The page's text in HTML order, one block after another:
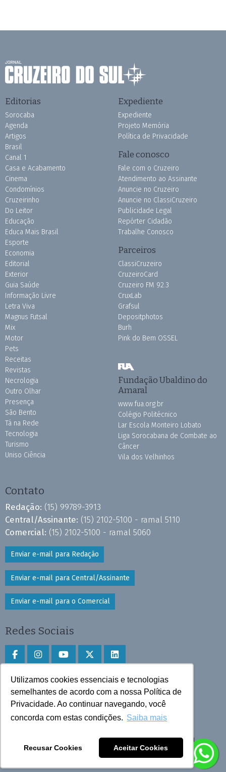
Utilizamos cookies essenciais e tecnologias
semelhantes de acordo com a nossa Política de
Privacidade. Ao continuar navegando, você
concorda com estas condições. Saiba mais
Recusar Cookies Aceitar Cookies
Editorias
Sorocaba
Agenda
Artigos
Brasil
Canal 1
Casa e Acabamento
Cinema
Condomínios
Cruzeirinho
Do Leitor
Educação
Educa Mais Brasil
Esporte
Economia
Editorial
Exterior
Guia Saúde
Informação Livre
Letra Viva
Magnus Futsal
Mix
Motor
Pets
Receitas
Revistas
Necrologia
Outro Olhar
Presença
São Bento
Tá na Rede
Tecnologia
Turismo
Uniso Ciência
Expediente
Expediente
Projeto Memória
Política de Privacidade
Fale conosco
Fale com o Cruzeiro
Atendimento ao Assinante
Anuncie no Cruzeiro
Anuncie no ClassiCruzeiro
Publicidade Legal
Repórter Cidadão
Trabalhe Conosco
Parceiros
ClassiCruzeiro
CruzeiroCard
Cruzeiro FM 92.3
CruxLab
Grafsul
Depositphotos
Burh
Pink do Bem OSSEL
Fundação Ubaldino do
Amaral
www.fua.org.br
Colégio Politécnico
Lar Escola Monteiro Lobato
Liga Sorocabana de Combate ao
Câncer
Vila dos Velhinhos
Contato
Redação: (15) 99789-3913
Central/Assinante: (15) 2102-5100 - ramal 5110
Comercial: (15) 2102-5100 - ramal 5060
Enviar e-mail para Redação
Enviar e-mail para Central/Assinante
Enviar e-mail para o Comercial
Redes Sociais
Faça download do aplicativo
Play Store e App Store
Todos os direitos reservados © 2025 Cruzeiro do Sul